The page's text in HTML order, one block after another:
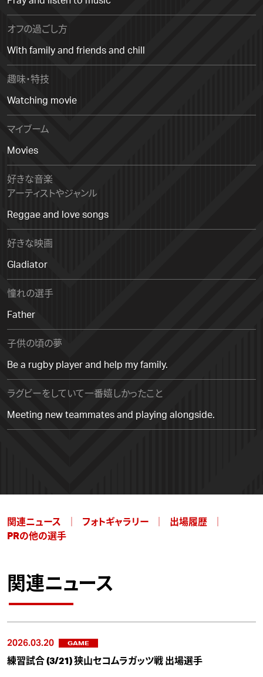
オフの過ごし方
With family and friends and chill
趣味・特技
Watching movie
マイブーム
Movies
好きな音楽
アーティストやジャンル
Reggae and love songs
好きな映画
Gladiator
憧れの選手
Father
子供の頃の夢
Be a rugby player and help my family.
ラグビーをしていて一番嬉しかったこと
Meeting new teammates and playing alongside.
関連ニュース フォトギャラリー
出場履歴
PRの他の選手
関連ニュース
2026.03.20 GAME
練習試合 (3/21) 狭山セコムラガッツ戦 出場選手